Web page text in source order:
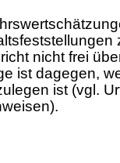
nicht frei
ist dagegen,
ist (vgl.